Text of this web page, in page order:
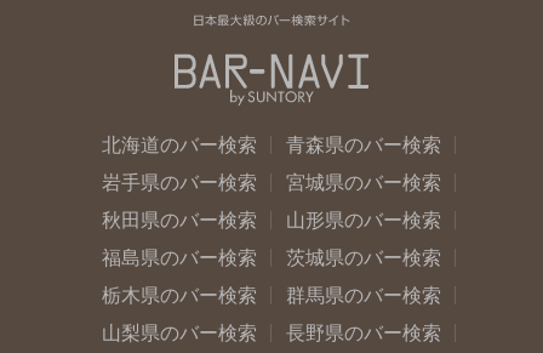
北海道のバー検索
青森県のバー検索
岩手県のバー検索
宮城県のバー検索
秋田県のバー検索
山形県のバー検索
福島県のバー検索
茨城県のバー検索
栃木県のバー検索
群馬県のバー検索
山梨県のバー検索
長野県のバー検索